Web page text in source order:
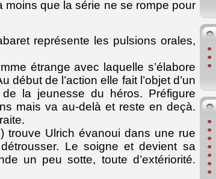
moins que la série ne se rompe pour
représente les pulsions orales,
étrange avec laquelle s’élabore
début de l’action elle fait l’objet d’un
la jeunesse du héros. Préfigure
mais va au-delà et reste en deçà.
trouve Ulrich évanoui dans une rue
Le soigne et devient sa
un peu sotte, toute d’extériorité.